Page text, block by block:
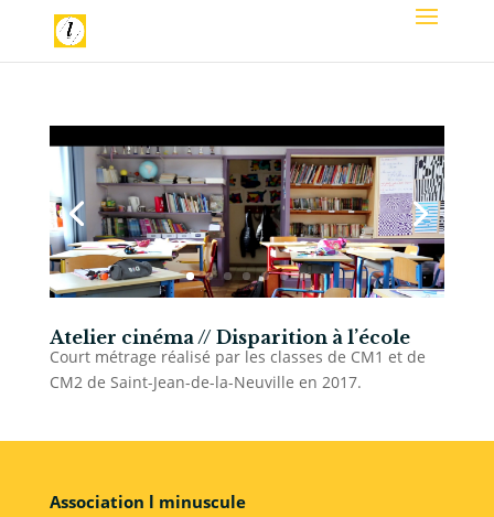
Atelier cinéma // Disparition à l’école
Court métrage réalisé par les classes de CM1 et de
CM2 de Saint-Jean-de-la-Neuville en 2017.
Association l minuscule